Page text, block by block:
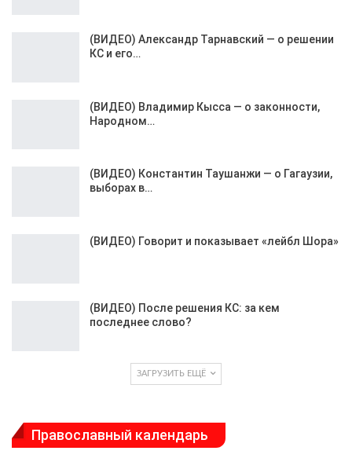
(ВИДЕО) Александр Тарнавский — о решении
КС и его…
(ВИДЕО) Владимир Кысса — о законности,
Народном…
(ВИДЕО) Константин Таушанжи — о Гагаузии,
выборах в…
(ВИДЕО) Говорит и показывает «лейбл Шора»
(ВИДЕО) После решения КС: за кем
последнее слово?
ЗАГРУЗИТЬ ЕЩЁ
Православный календарь